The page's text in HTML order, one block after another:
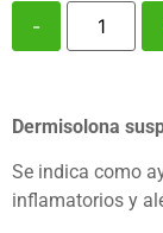
-
Dermisolona
Se indica como
inflamatorios y